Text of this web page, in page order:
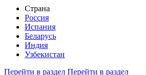
Страна
Россия
Испания
Беларусь
Индия
Узбекистан
Перейти в раздел Перейти в раздел